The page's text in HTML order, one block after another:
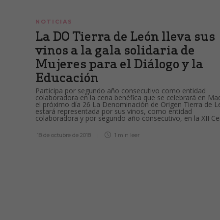
NOTICIAS
La DO Tierra de León lleva sus
vinos a la gala solidaria de
Mujeres para el Diálogo y la
Educación
Participa por segundo año consecutivo como entidad
colaboradora en la cena benéfica que se celebrará en
el próximo día 26 La Denominación de Origen Tierra de
estará representada por sus vinos, como entidad
colaboradora y por segundo año consecutivo, en la XII
18 de octubre de 2018 1 min leer